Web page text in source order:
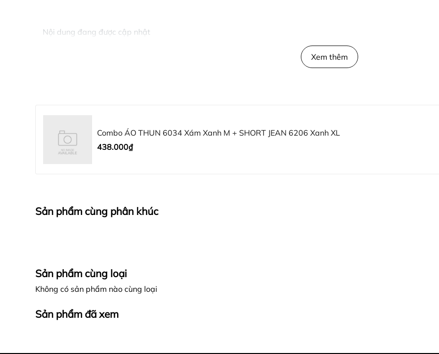
Nội dung đang được cập nhật
Xem thêm
Combo ÁO THUN 6034 Xám Xanh M + SHORT JEAN 6206 Xanh XL
438.000₫
Sản phẩm cùng phân khúc
Sản phẩm cùng loại
Không có sản phẩm nào cùng loại
Sản phẩm đã xem